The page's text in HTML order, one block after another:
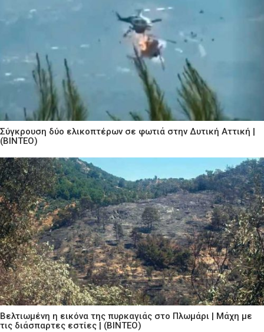
Σύγκρουση δύο ελικοπτέρων σε φωτιά στην Δυτική Αττική |
(ΒΙΝΤΕΟ)
Βελτιωμένη η εικόνα της πυρκαγιάς στο Πλωμάρι | Μάχη με
τις διάσπαρτες εστίες | (ΒΙΝΤΕΟ)